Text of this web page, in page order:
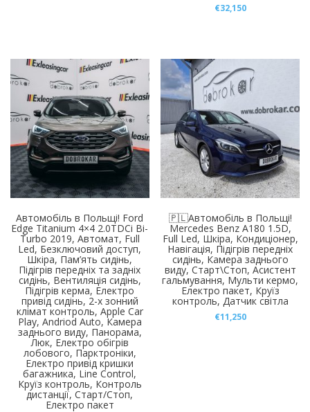
€32,150
Автомобіль в Польщі! Ford
Edge Titanium 4×4 2.0TDCi Bi-
Turbo 2019, Автомат, Full
Led, Безключовий доступ,
Шкіра, Пам’ять сидінь,
Підігрів передніх та задніх
сидінь, Вентиляція сидінь,
Підігрів керма, Електро
привід сидінь, 2-х зонний
клімат контроль, Apple Car
Play, Andriod Auto, Камера
заднього виду, Панорама,
Люк, Електро обігрів
лобового, Парктроніки,
Електро привід кришки
багажника, Line Control,
Круїз контроль, Контроль
дистанції, Старт/Стоп,
Електро пакет
🇵🇱Автомобіль в Польщі!
Mercedes Benz A180 1.5D,
Full Led, Шкіра, Кондиціонер,
Навігація, Підігрів передніх
сидінь, Камера заднього
виду, Старт\Стоп, Асистент
гальмування, Мульти кермо,
Електро пакет, Круїз
контроль, Датчик світла
€11,250